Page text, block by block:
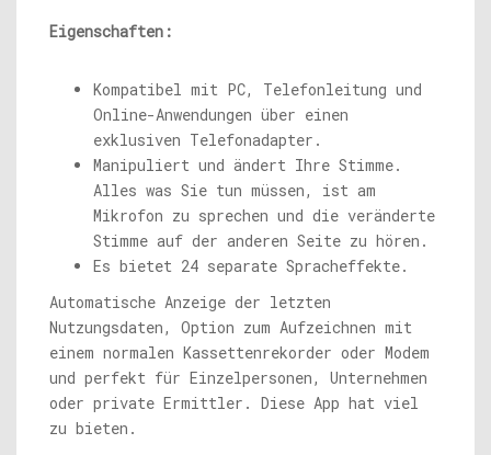
Eigenschaften:
Kompatibel mit PC, Telefonleitung und
Online-Anwendungen über einen
exklusiven Telefonadapter.
Manipuliert und ändert Ihre Stimme.
Alles was Sie tun müssen, ist am
Mikrofon zu sprechen und die veränderte
Stimme auf der anderen Seite zu hören.
Es bietet 24 separate Spracheffekte.
Automatische Anzeige der letzten
Nutzungsdaten, Option zum Aufzeichnen mit
einem normalen Kassettenrekorder oder Modem
und perfekt für Einzelpersonen, Unternehmen
oder private Ermittler. Diese App hat viel
zu bieten.